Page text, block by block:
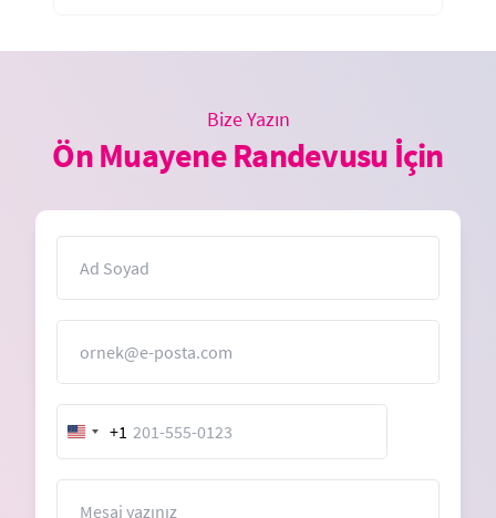
Bize Yazın
Ön Muayene Randevusu İçin
United
States
+1